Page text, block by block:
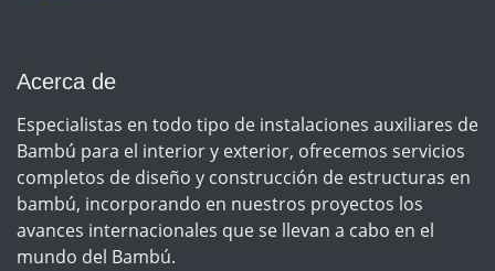
Acerca de
Especialistas en todo tipo de instalaciones auxiliares de
Bambú para el interior y exterior, ofrecemos servicios
completos de diseño y construcción de estructuras en
bambú, incorporando en nuestros proyectos los
avances internacionales que se llevan a cabo en el
mundo del Bambú.